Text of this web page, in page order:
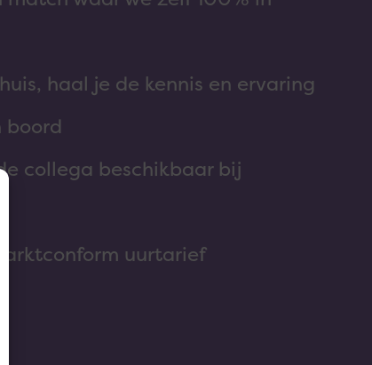
haal je de kennis en ervaring
boord
collega beschikbaar bij
uurtarief